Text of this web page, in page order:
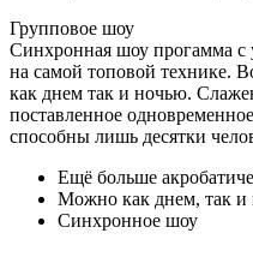
Групповое шоу
Синхронная шоу прогамма с
на самой топовой технике.
как днем так и ночью.
поставленное
способны лишь десятки
Ещё больше
Можно как днем, так и
Синхронное шоу